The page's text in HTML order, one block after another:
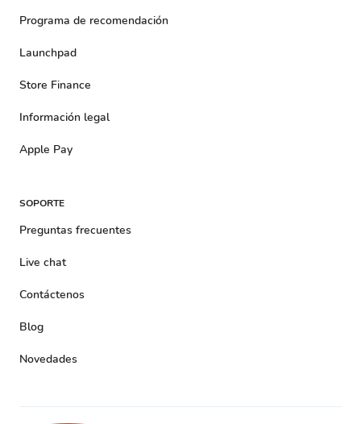
Programa de recomendación
Launchpad
Store Finance
Información legal
Apple Pay
SOPORTE
Preguntas frecuentes
Live chat
Contáctenos
Blog
Novedades